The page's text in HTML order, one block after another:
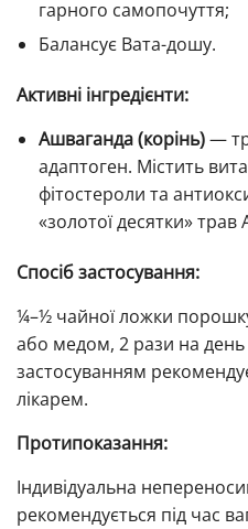
гарного самопочуття;
Балансує Вата-дошу.
Активні інгредієнти:
Ашваганда (корінь)—
адаптоген. Містить
фітостероли та
«золотої десятки»
Спосіб застосування:
¼–½ чайної ложки
або медом, 2 рази на день
застосуванням
лікарем.
Протипоказання:
Індивідуальна
рекомендується під час